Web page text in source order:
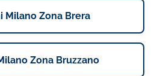
Milano Zona Brera
Zona Bruzzano